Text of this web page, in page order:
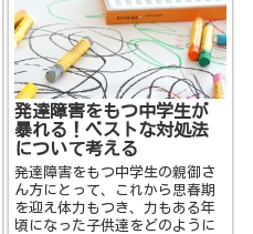
発達障害をもつ中学生が
暴れる！ベストな対処法
について考える
発達障害をもつ中学生の親御さ
ん方にとって、これから思春期
を迎え体力もつき、力もある年
頃になった子供達をどのように